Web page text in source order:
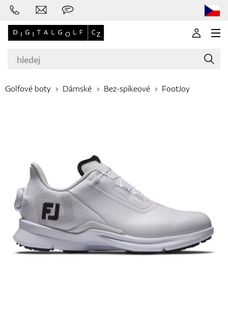
Golfové hole
Oblečení
Boty
Golfové boty Dámské Bez-spikeové FootJoy